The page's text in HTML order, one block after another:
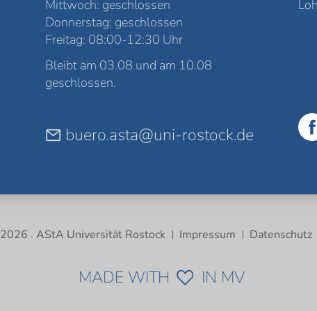
Mittwoch: geschlossen
Donnerstag: geschlossen
Freitag: 08:00-12:30 Uhr
Bleibt am 03.08 und am 10.08
geschlossen.
buero.asta@uni-rostock.de
2026 . AStA Universität Rostock Impressum Datenschutz
MADE WITH IN MV